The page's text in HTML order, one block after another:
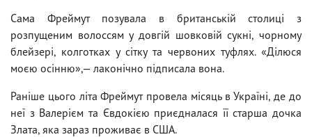
Сама Фреймут позувала в британській столиці з
розпущеним волоссям у довгій шовковій сукні, чорному
блейзері, колготках у сітку та червоних туфлях. «Ділюся
моєю осінню»,— лаконічно підписала вона.
Раніше цього літа Фреймут провела місяць в Україні, де до
неї з Валерієм та Євдокією приєдналася її старша дочка
Злата, яка зараз проживає в США.